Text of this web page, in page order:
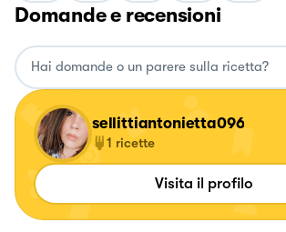
Domande e recensioni
sellittiantonietta096
1 ricette
Visita il profilo